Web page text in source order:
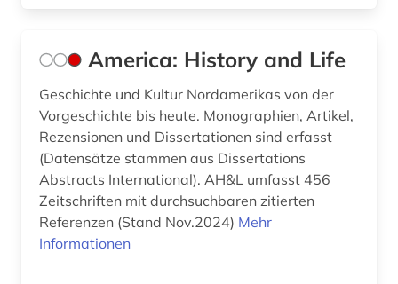
America: History and Life
Geschichte und Kultur Nordamerikas von der
Vorgeschichte bis heute. Monographien, Artikel,
Rezensionen und Dissertationen sind erfasst
(Datensätze stammen aus Dissertations
Abstracts International). AH&L umfasst 456
Zeitschriften mit durchsuchbaren zitierten
Referenzen (Stand Nov.2024) Mehr
Informationen